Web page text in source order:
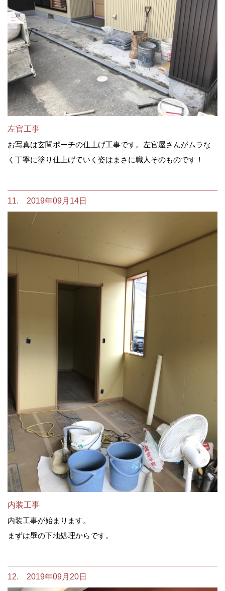
左官工事
お写真は玄関ポーチの仕上げ工事です。左官屋さんがムラな
く丁寧に塗り仕上げていく姿はまさに職人そのものです！
11. 2019年09月14日
内装工事
内装工事が始まります。
まずは壁の下地処理からです。
12. 2019年09月20日